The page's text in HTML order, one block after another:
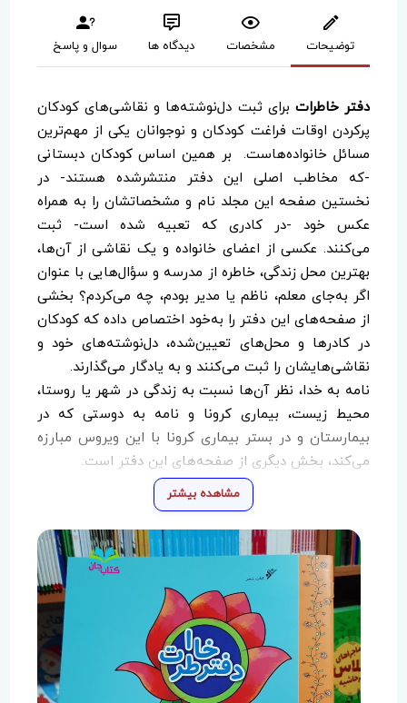
توضیحات مشخصات دیدگاه ها سوال و پاسخ
دفتر خاطرات برای ثبت دل‌نوشته‌ها و نقاشی‌های کودکان
پرکردن اوقات فراغت کودکان و نوجوانان یکی از مهم‌ترین
مسائل خانواده‌هاست. بر همین اساس کودکان دبستانی
-که مخاطب اصلی این دفتر منتشرشده هستند- در
نخستین صفحه این مجلد نام و مشخصاتشان را به همراه
عکس خود -در کادری که تعبیه شده است- ثبت
می‌کنند. عکسی از اعضای خانواده و یک نقاشی از آن‌ها،
بهترین محل زندگی، خاطره از مدرسه و سؤال‌هایی با عنوان
اگر به‌جای معلم، ناظم یا مدیر بودم، چه می‌کردم؟ بخشی
از صفحه‌های این دفتر را به‌خود اختصاص داده که کودکان
در کادرها و محل‌های تعیین‌شده، دل‌نوشته‌های خود و
نقاشی‌هایشان را ثبت می‌کنند و به یادگار می‌گذارند.
نامه به خدا، نظر آن‌ها نسبت به زندگی در شهر یا روستا،
محیط زیست، بیماری کرونا و نامه به دوستی که در
بیمارستان و در بستر بیماری کرونا با این ویروس مبارزه
می‌کند، بخش دیگری از صفحه‌های این دفتر است.
همچنین کودکان در این «دفتر خاطرات» بخشی از
طراحی‌های آماده‌شده از مسجد، دفاع مقدس، حرم امام
رضا(ع) و حضرت معصومه(س)، شهر و روستا و ... را
رنگ‌آمیزی می‌کنند.
مشاهده بیشتر